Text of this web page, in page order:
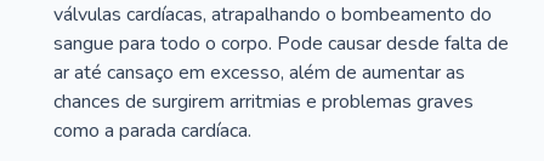
válvulas cardíacas, atrapalhando o bombeamento do
sangue para todo o corpo. Pode causar desde falta de
ar até cansaço em excesso, além de aumentar as
chances de surgirem arritmias e problemas graves
como a parada cardíaca.